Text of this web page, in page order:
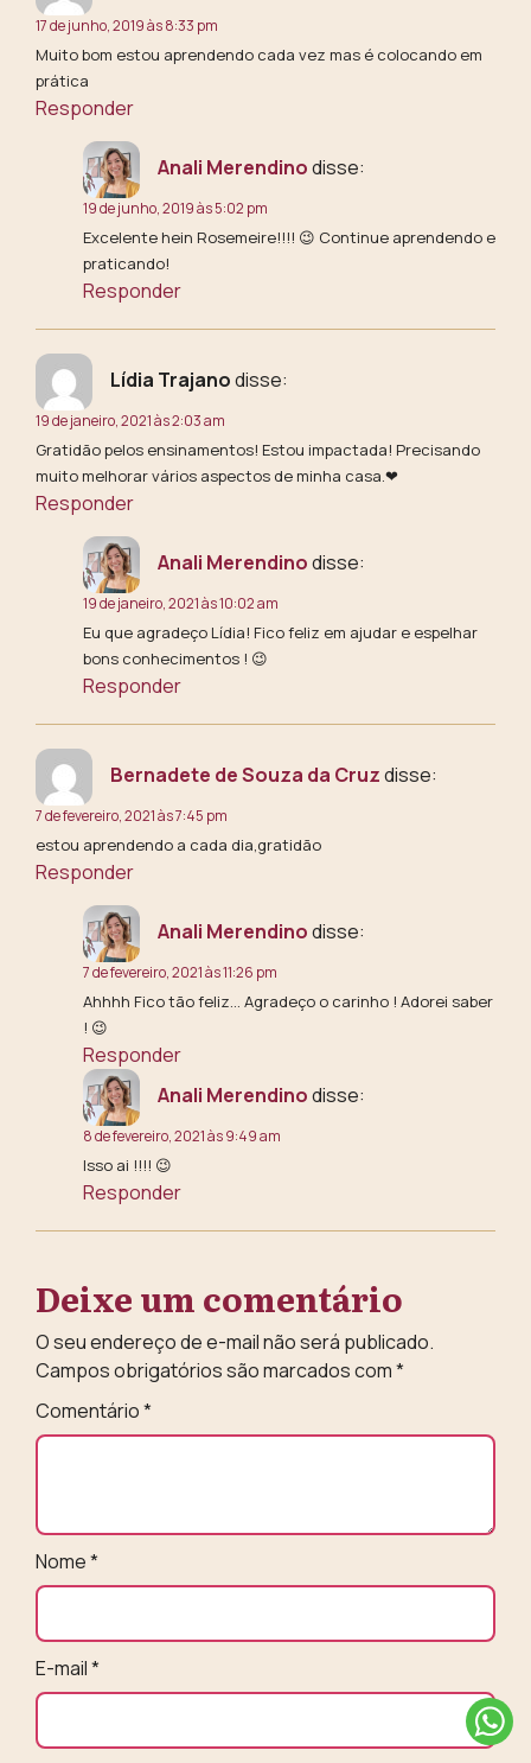
17 de junho, 2019 às 8:33 pm
Muito bom estou aprendendo cada vez mas é colocando em
prática
Responder
Anali Merendinodisse:
19 de junho, 2019 às 5:02 pm
Excelente hein Rosemeire!!!! 😉 Continue aprendendo e
praticando!
Responder
Lídia Trajanodisse:
19 de janeiro, 2021 às 2:03 am
Gratidão pelos ensinamentos! Estou impactada! Precisando
muito melhorar vários aspectos de minha casa.❤
Responder
Anali Merendinodisse:
19 de janeiro, 2021 às 10:02 am
Eu que agradeço Lídia! Fico feliz em ajudar e espelhar
bons conhecimentos ! 😉
Responder
Bernadete de Souza da Cruzdisse:
7 de fevereiro, 2021 às 7:45 pm
estou aprendendo a cada dia,gratidão
Responder
Anali Merendinodisse:
7 de fevereiro, 2021 às 11:26 pm
Ahhhh Fico tão feliz… Agradeço o carinho ! Adorei saber
! 😉
Responder
Anali Merendinodisse:
8 de fevereiro, 2021 às 9:49 am
Isso ai !!!! 😉
Responder
Deixe um comentário
O seu endereço de e-mail não será publicado.
Campos obrigatórios são marcados com*
Comentário*
Nome*
E-mail*